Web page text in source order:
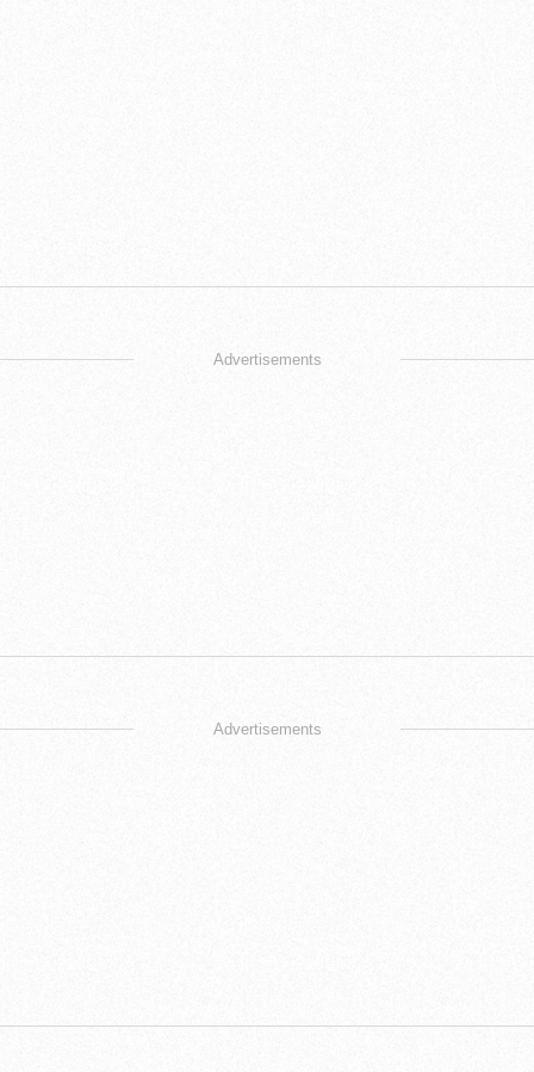
Advertisements
Advertisements